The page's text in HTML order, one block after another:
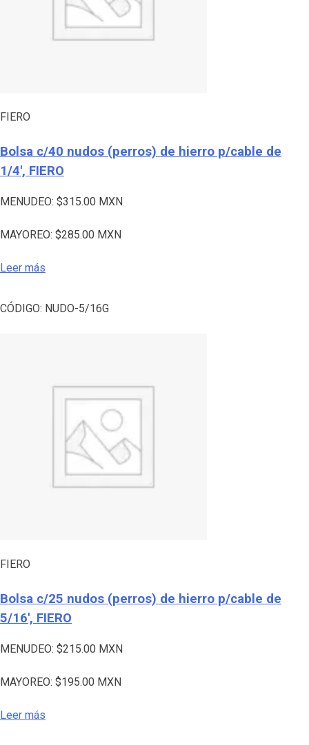
FIERO
Bolsa c/40 nudos (perros) de hierro p/cable de
1/4′, FIERO
MENUDEO: $315.00 MXN
MAYOREO: $285.00 MXN
Leer más
CÓDIGO: NUDO-5/16G
FIERO
Bolsa c/25 nudos (perros) de hierro p/cable de
5/16′, FIERO
MENUDEO: $215.00 MXN
MAYOREO: $195.00 MXN
Leer más